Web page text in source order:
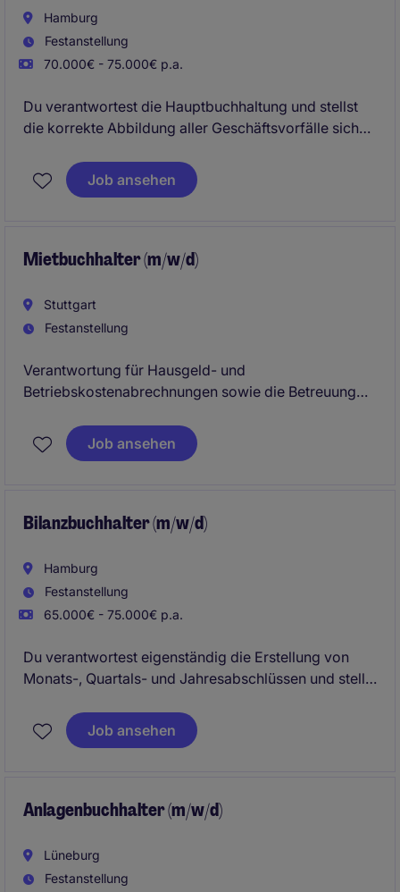
Hamburg
Festanstellung
70.000€ - 75.000€ p.a.
Du verantwortest die Hauptbuchhaltung und stellst
die korrekte Abbildung aller Geschäftsvorfälle sicher.
zusammen und optimierst aktiv Prozesse.
Job ansehen
Mietbuchhalter (m/w/d)
Stuttgart
Festanstellung
Verantwortung für Hausgeld- und
Betriebskostenabrechnungen sowie die Betreuung
Buchhaltung und Auswertung von Kennzahlen im
Immobilienumfeld.
Job ansehen
Bilanzbuchhalter (m/w/d)
Hamburg
Festanstellung
65.000€ - 75.000€ p.a.
Du verantwortest eigenständig die Erstellung von
Monats-, Quartals- und Jahresabschlüssen und stellst
du Finanzkennzahlen und unterstützt bei der
Weiterentwicklung von Prozessen im
Job ansehen
Anlagenbuchhalter (m/w/d)
Lüneburg
Festanstellung